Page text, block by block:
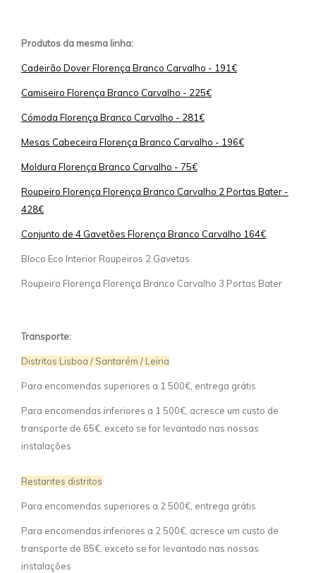
Produtos da mesma linha:
Cadeirão Dover Florença Branco Carvalho - 191€
Camiseiro Florença Branco Carvalho - 225€
Cómoda Florença Branco Carvalho - 281€
Mesas Cabeceira Florença Branco Carvalho - 196€
Moldura Florença Branco Carvalho - 75€
Roupeiro Florença Florença Branco Carvalho 2 Portas Bater -
428€
Conjunto de 4 Gavetões Florença Branco Carvalho 164€
Bloco Eco Interior Roupeiros 2 Gavetas
Roupeiro Florença Florença Branco Carvalho 3 Portas Bater
Transporte:
Distritos Lisboa / Santarém / Leiria
Para encomendas superiores a 1 500€, entrega grátis
Para encomendas inferiores a 1 500€, acresce um custo de
transporte de 65€, exceto se for levantado nas nossas
instalações
Restantes distritos
Para encomendas superiores a 2 500€, entrega grátis
Para encomendas inferiores a 2 500€, acresce um custo de
transporte de 85€, exceto se for levantado nas nossas
instalações